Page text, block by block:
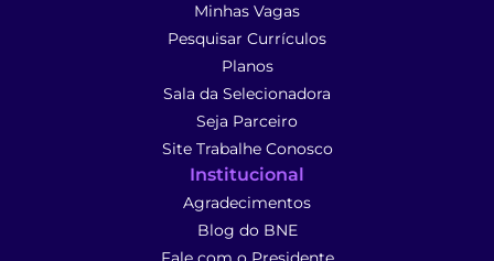
Minhas Vagas
Pesquisar Currículos
Planos
Sala da Selecionadora
Seja Parceiro
Site Trabalhe Conosco
Institucional
Agradecimentos
Blog do BNE